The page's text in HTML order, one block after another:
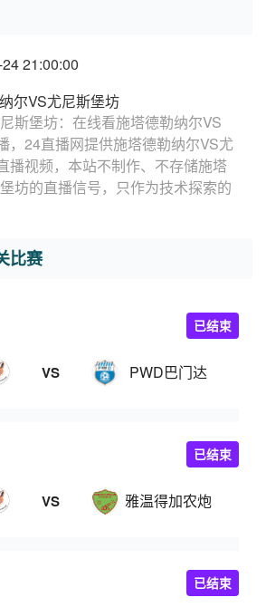
21:00:00
尔VS尤尼斯堡坊
斯堡坊：在线看施塔德勒纳尔VS
，24直播网提供施塔德勒纳尔VS尤
播视频，本站不制作、不存储施塔
坊的直播信号，只作为技术探索的
比赛
VS PWD巴门达
已结束
VS 雅温得加农炮
已结束
已结束